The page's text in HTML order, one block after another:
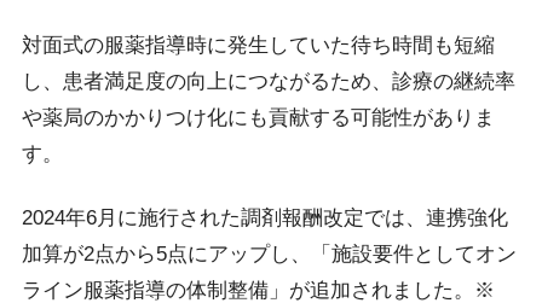
対面式の服薬指導時に発生していた待ち時間も短縮
し、患者満足度の向上につながるため、診療の継続率
や薬局のかかりつけ化にも貢献する可能性がありま
す。
2024年6月に施行された調剤報酬改定では、連携強化
加算が2点から5点にアップし、「施設要件としてオン
ライン服薬指導の体制整備」が追加されました。※